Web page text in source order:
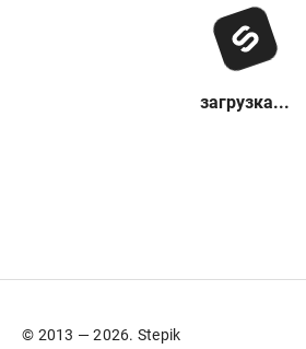
загрузка...
© 2013 — 2026. Stepik